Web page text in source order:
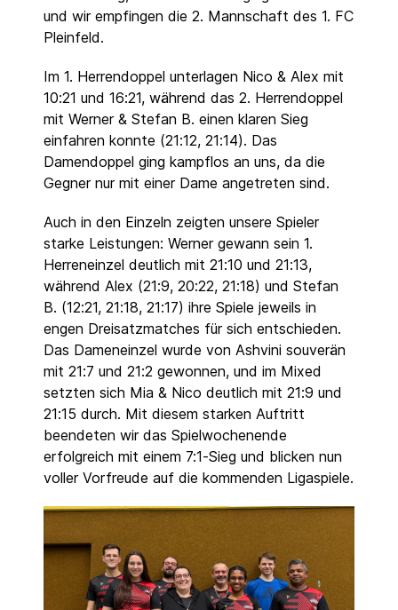
und wir empfingen die 2. Mannschaft des 1. FC
Pleinfeld.
Im 1. Herrendoppel unterlagen Nico & Alex mit
10:21 und 16:21, während das 2. Herrendoppel
mit Werner & Stefan B. einen klaren Sieg
einfahren konnte (21:12, 21:14). Das
Damendoppel ging kampflos an uns, da die
Gegner nur mit einer Dame angetreten sind.
Auch in den Einzeln zeigten unsere Spieler
starke Leistungen: Werner gewann sein 1.
Herreneinzel deutlich mit 21:10 und 21:13,
während Alex (21:9, 20:22, 21:18) und Stefan
B. (12:21, 21:18, 21:17) ihre Spiele jeweils in
engen Dreisatzmatches für sich entschieden.
Das Dameneinzel wurde von Ashvini souverän
mit 21:7 und 21:2 gewonnen, und im Mixed
setzten sich Mia & Nico deutlich mit 21:9 und
21:15 durch. Mit diesem starken Auftritt
beendeten wir das Spielwochenende
erfolgreich mit einem 7:1-Sieg und blicken nun
voller Vorfreude auf die kommenden Ligaspiele.